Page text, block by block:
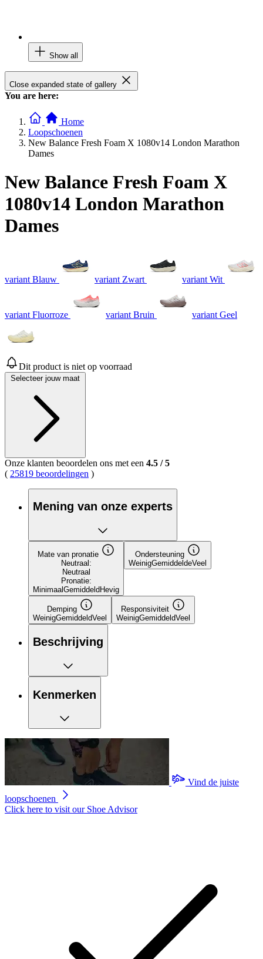
Show all
Close expanded state of gallery
You are here:
Home
Loopschoenen
New Balance Fresh Foam X 1080v14 London Marathon
Dames
New Balance Fresh Foam X
1080v14 London Marathon
Dames
variant Blauw variant Zwart variant Wit
variant Fluorroze variant Bruin variant Geel
Dit product is niet op voorraad
Selecteer jouw maat
Onze klanten beoordelen ons met een 4.5 /5
( 25819 beoordelingen )
Mening van onze experts
Mate van pronatie
Neutraal:
Neutraal
Pronatie:
MinimaalGemiddeldHevig
Ondersteuning
WeinigGemiddeldeVeel
Demping
WeinigGemiddeldVeel
Responsiviteit
WeinigGemiddeldVeel
Beschrijving
Kenmerken
Vind de juiste
loopschoenen
Click here to visit our Shoe Advisor